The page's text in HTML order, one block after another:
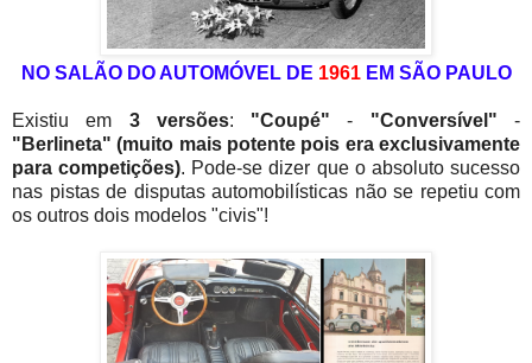
NO SALÃO DO AUTOMÓVEL DE 1961EM SÃO PAULO
Existiu em 3 versões: "Coupé" - "Conversível" -
"Berlineta" (muito mais potente pois era exclusivamente
para competições). Pode-se dizer que o absoluto sucesso
nas pistas de disputas automobilísticas não se repetiu com
os outros dois modelos "civis"!